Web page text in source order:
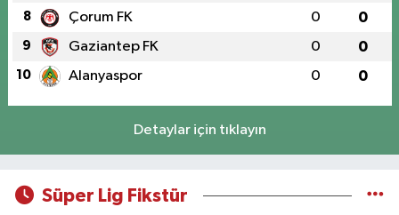
8 Çorum FK 0 0
9 Gaziantep FK 0 0
10 Alanyaspor 0 0
Detaylar için tıklayın
Süper Lig Fikstür